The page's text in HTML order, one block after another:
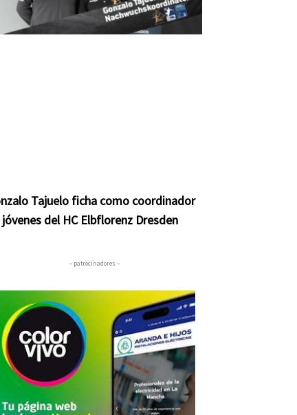
Tajuelo ficha como coordinador
del HC Elbflorenz Dresden
– patrocinadores –